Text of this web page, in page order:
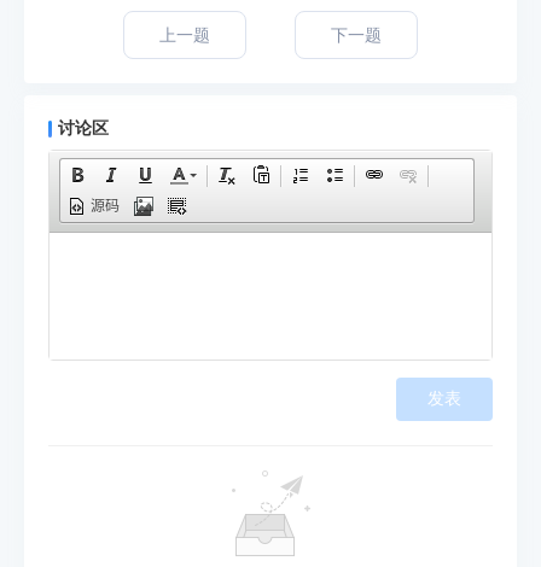
上一题 下一题
讨论区
源码
发表